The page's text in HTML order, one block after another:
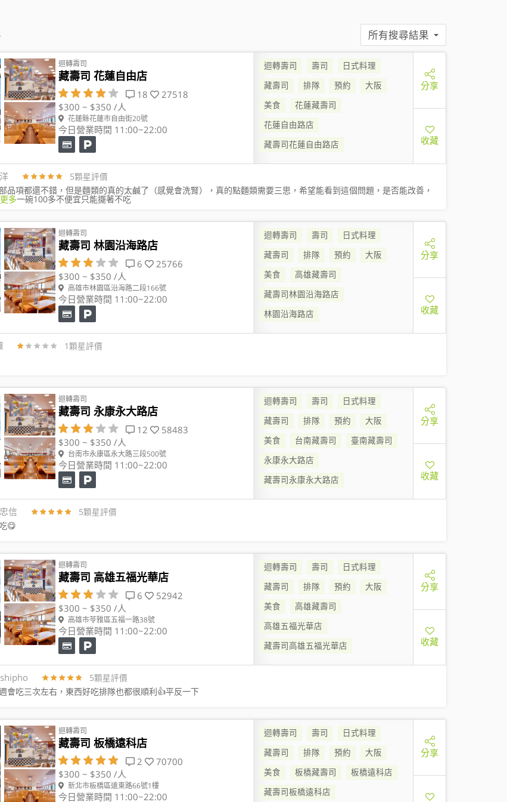
所有搜尋結果
迴轉壽司
藏壽司 花蓮自由店
18
27518
$300 ~ $350 /人
花蓮縣花蓮市自由街20號
今日營業時間 11:00~22:00
迴轉壽司 壽司
日式料理
藏壽司
排隊 預約
大阪
美食
花蓮藏壽司
花蓮自由路店
藏壽司花蓮自由路店
分享
收藏
5顆星評價
品項都還不錯，但是麵類的真的太鹹了（感覺會洗腎），真的點麵類需要三思，希望能看到這個問題，是否能改善，
一碗100多不便宜只能擺著不吃
多
迴轉壽司
藏壽司 林園沿海路店
6
25766
$300 ~ $350 /人
高雄市林園區沿海路二段166號
今日營業時間 11:00~22:00
迴轉壽司 壽司
日式料理
藏壽司
排隊 預約
大阪
美食
高雄藏壽司
藏壽司林園沿海路店
林園沿海路店
分享
收藏
1顆星評價
迴轉壽司
藏壽司 永康永大路店
12
58483
$300 ~ $350 /人
台南市永康區永大路三段500號
今日營業時間 11:00~22:00
迴轉壽司 壽司
日式料理
藏壽司
排隊 預約
大阪
美食
台南藏壽司
臺南藏壽司
永康永大路店
藏壽司永康永大路店
分享
收藏
信 5顆星評價
😋
迴轉壽司
藏壽司 高雄五福光華店
6
52942
$300 ~ $350 /人
高雄市苓雅區五福一路38號
今日營業時間 11:00~22:00
迴轉壽司 壽司
日式料理
藏壽司
排隊 預約
大阪
美食
高雄藏壽司
高雄五福光華店
藏壽司高雄五福光華店
分享
收藏
5顆星評價
會吃三次左右，東西好吃排隊也都很順利👍平反一下
迴轉壽司
藏壽司 板橋遠科店
2
70700
$300 ~ $350 /人
新北市板橋區遠東路66號1樓
今日營業時間 11:00~22:00
迴轉壽司 壽司
日式料理
藏壽司
排隊 預約
大阪
美食
板橋藏壽司
板橋遠科店
藏壽司板橋遠科店
分享